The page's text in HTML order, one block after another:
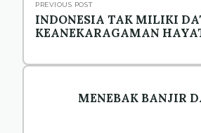
PREVIOUS POST
INDONESIA TAK MILIKI
KEANEKARAGAMAN
MENEBAK BANJIR